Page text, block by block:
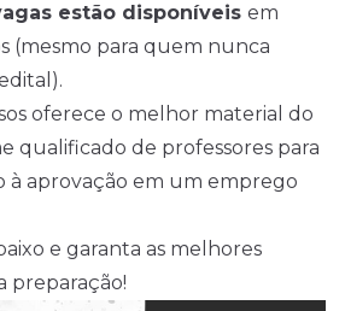
estão disponíveis em
(mesmo para quem nunca
oferece o melhor material do
qualificado de professores para
à aprovação em um emprego
e garanta as melhores
preparação!